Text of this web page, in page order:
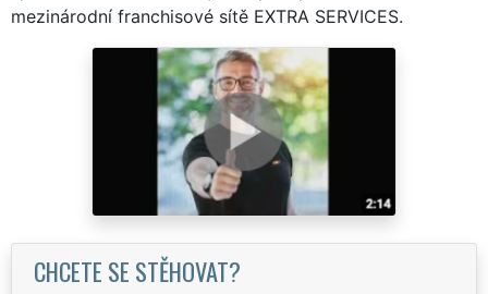
mezinárodní franchisové sítě EXTRA SERVICES.
CHCETE SE STĚHOVAT?